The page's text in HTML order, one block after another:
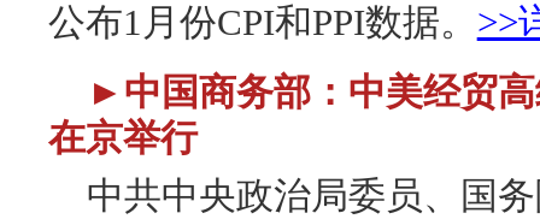
公布1月份CPI和PPI数据。 >>
►中国商务部：中美经贸
在京举行
中共中央政治局委员、国